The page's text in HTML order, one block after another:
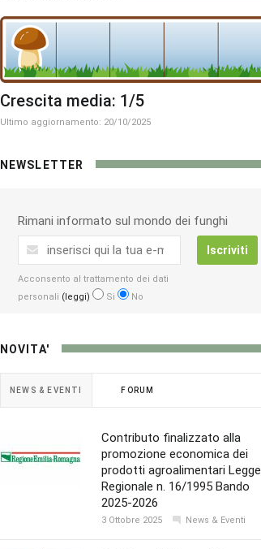
Crescita media: 1/5
Ultimo aggiornamento: 20/10/2025
NEWSLETTER
Rimani informato sul mondo dei funghi
Iscriviti
Acconsento al trattamento dei dati
personali (leggi) Si No
NOVITA'
NEWS & EVENTI FORUM
Contributo finalizzato alla
promozione economica dei
prodotti agroalimentari Legge
Regionale n. 16/1995 Bando
2025-2026
3 Ottobre 2025 News & Eventi